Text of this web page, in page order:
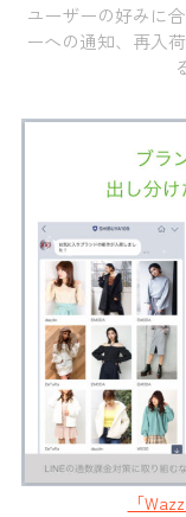
ユーザーの好みに
ーへの通知、再入
「